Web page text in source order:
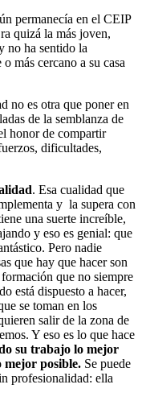
permanecía en el CEIP
quizá la más joven,
no ha sentido la
más cercano a su casa
no es otra que poner en
de la semblanza de
honor de compartir
dificultades,
. Esa cualidad que
y la supera con
una suerte increíble,
y eso es genial: que
Pero nadie
que hay que hacer son
que no siempre
está dispuesto a hacer,
se toman en los
salir de la zona de
Y eso es lo que hace
su trabajo lo mejor
mejor posible. Se puede
profesionalidad: ella